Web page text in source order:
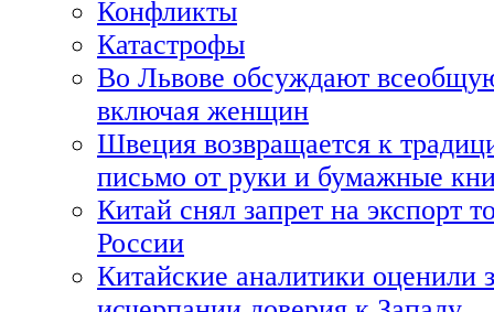
Конфликты
Катастрофы
Во Львове обсуждают
включая женщин
Швеция возвращается к
письмо от руки и бумажные
Китай снял запрет на экспорт
России
Китайские аналитики оценили